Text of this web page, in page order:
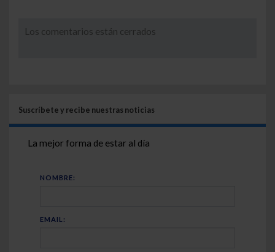
Los comentarios están cerrados
Suscríbete y recibe nuestras noticias
La mejor forma de estar al día
NOMBRE:
EMAIL: